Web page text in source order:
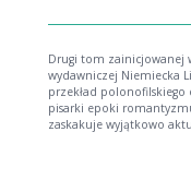
Drugi tom zainicjowanej
wydawniczej Niemiecka
przekład polonofilskiego
pisarki epoki
zaskakuje wyjątkowo